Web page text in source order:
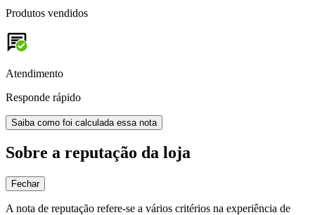
Produtos vendidos
Atendimento
Responde rápido
Saiba como foi calculada essa nota
Sobre a reputação da loja
Fechar
A nota de reputação refere-se a vários critérios na experiência de